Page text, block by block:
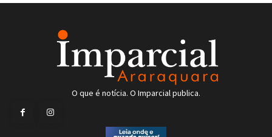
O que é notícia. O Imparcial publica.